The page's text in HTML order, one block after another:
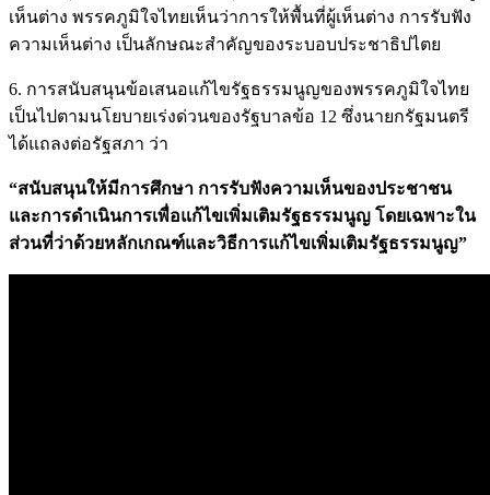
เห็นต่าง พรรคภูมิใจไทยเห็นว่าการให้พื้นที่ผู้เห็นต่าง การรับฟัง
ความเห็นต่าง เป็นลักษณะสำคัญของระบอบประชาธิปไตย
6. การสนับสนุนข้อเสนอแก้ไขรัฐธรรมนูญของพรรคภูมิใจไทย
เป็นไปตามนโยบายเร่งด่วนของรัฐบาลข้อ 12 ซึ่งนายกรัฐมนตรี
ได้แถลงต่อรัฐสภา ว่า
“สนับสนุนให้มีการศึกษา การรับฟังความเห็นของประชาชน
และการดําเนินการเพื่อแก้ไขเพิ่มเติมรัฐธรรมนูญ โดยเฉพาะใน
ส่วนที่ว่าด้วยหลักเกณฑ์และวิธีการแก้ไขเพิ่มเติมรัฐธรรมนูญ”